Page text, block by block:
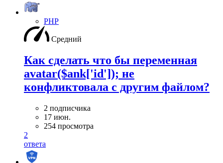
PHP
Средний
Как сделать что бы переменная
avatar($ank['id']); не
конфликтовала с другим файлом?
2 подписчика
17 июн.
254 просмотра
2
ответа